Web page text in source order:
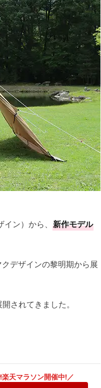
ン）から、 新作モデル
デザインの黎明期から展
されてきました。
天マラソン開催中!／